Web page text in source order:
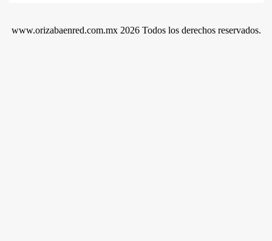
www.orizabaenred.com.mx 2026 Todos los derechos reservados.